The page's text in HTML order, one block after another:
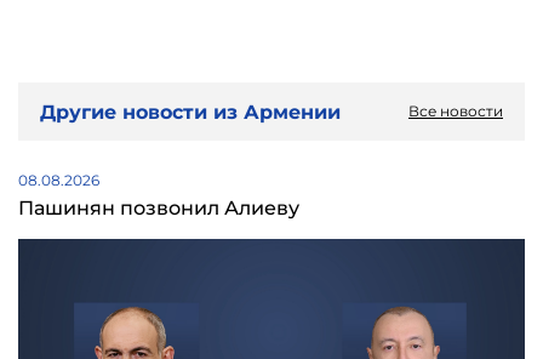
Другие новости из Армении Все новости
08.08.2026
Пашинян позвонил Алиеву